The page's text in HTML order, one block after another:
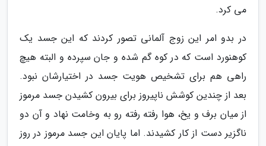
می کرد.
در بدو امر این زوج آلمانی تصور کردند که این جسد یک
کوهنورد است که در کوه گم شده و جان سپرده و البته هیچ
راهی هم برای تشخیص هویت جسد در اختیارشان نبود.
بعد از چندین کوشش ناپیروز برای بیرون کشیدن جسد مرموز
از میان برف و یخ، هوا رفته رفته رو به وخامت نهاد و آن دو
ناگزیر دست از کار کشیدند. اما پایان این جسد مرموز در روز